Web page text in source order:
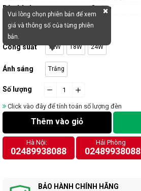
Bảo hành:
2 năm
Vui lòng chọn phiên bản để xem
giá và thông số của từng phiên
bản.
Công suất 12W 18W 24W
Ánh sáng Trắng
Số lượng
Click vào đây để tính toán số lượng đèn
Thêm vào giỏ
Hà Nội:
02489938088
Hải Phòng
02489938088
BẢO HÀNH CHÍNH HÃNG